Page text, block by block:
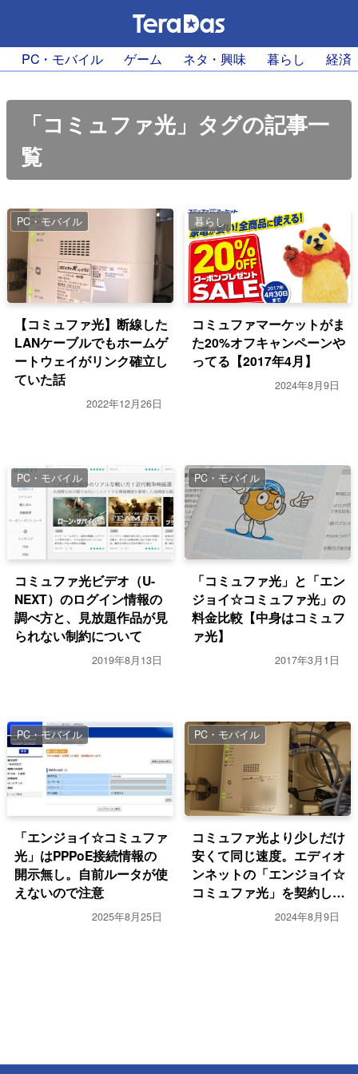
PC・モバイル ゲーム ネタ・興味 暮らし 経済
「コミュファ光」タグの記事一
覧
PC・モバイル
【コミュファ光】断線した
LANケーブルでもホームゲ
ートウェイがリンク確立し
ていた話
2022年12月26日
暮らし
コミュファマーケットがま
た20%オフキャンペーンや
ってる【2017年4月】
2024年8月9日
PC・モバイル
コミュファ光ビデオ（U-
NEXT）のログイン情報の
調べ方と、見放題作品が見
られない制約について
2019年8月13日
PC・モバイル
「コミュファ光」と「エン
ジョイ☆コミュファ光」の
料金比較【中身はコミュフ
ァ光】
2017年3月1日
PC・モバイル
「エンジョイ☆コミュファ
光」はPPPoE接続情報の
開示無し。自前ルータが使
えないので注意
2025年8月25日
PC・モバイル
コミュファ光より少しだけ
安くて同じ速度。エディオ
ンネットの「エンジョイ☆
コミュファ光」を契約して
2024年8月9日